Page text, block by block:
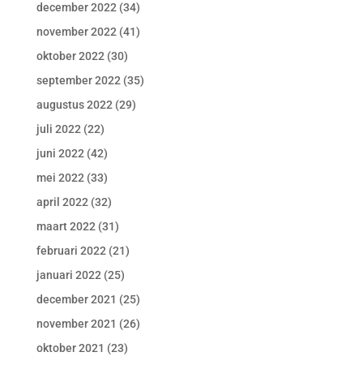
december 2022 (34)
november 2022 (41)
oktober 2022 (30)
september 2022 (35)
augustus 2022 (29)
juli 2022 (22)
juni 2022 (42)
mei 2022 (33)
april 2022 (32)
maart 2022 (31)
februari 2022 (21)
januari 2022 (25)
december 2021 (25)
november 2021 (26)
oktober 2021 (23)